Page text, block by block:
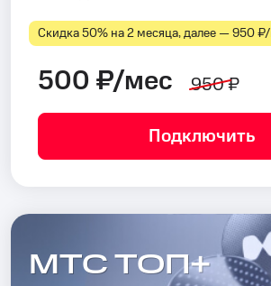
Скидка 50% на 2 месяца, далее — 950
500 ₽/мес 950 ₽
Подключить
МТС ТОП+